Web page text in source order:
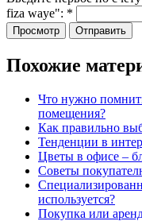
fiza waye": *
Похожие
Что нужно
помещения?
Как правильно
Тенденции в
Цветы в офисе –
Советы
используется?
Покупка или